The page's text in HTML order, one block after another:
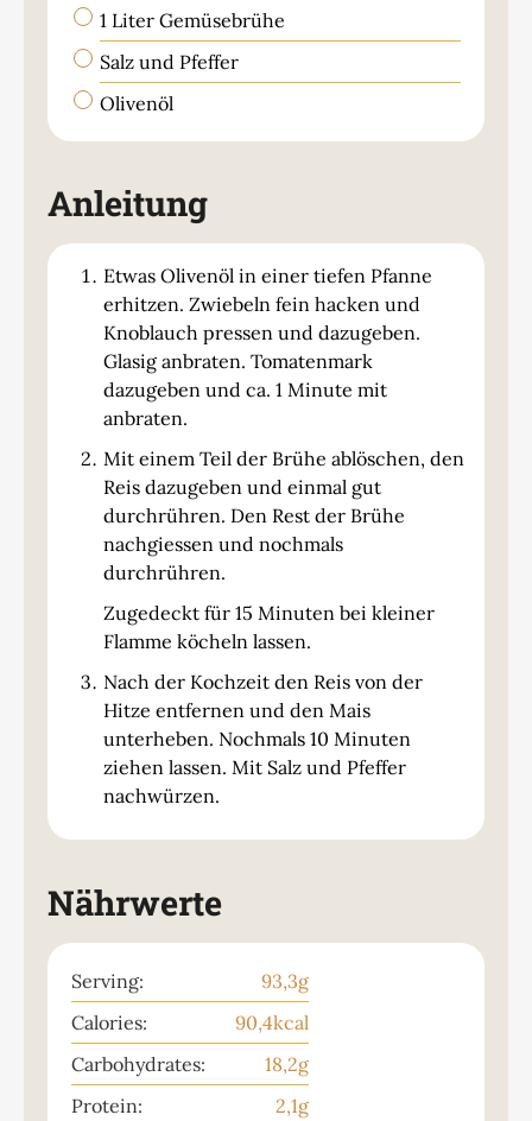
▢1 Liter Gemüsebrühe
▢Salz und Pfeffer
▢Olivenöl
Anleitung
Etwas Olivenöl in einer tiefen Pfanne
erhitzen. Zwiebeln fein hacken und
Knoblauch pressen und dazugeben.
Glasig anbraten. Tomatenmark
dazugeben und ca. 1 Minute mit
anbraten.
Mit einem Teil der Brühe ablöschen, den
Reis dazugeben und einmal gut
durchrühren. Den Rest der Brühe
nachgiessen und nochmals
durchrühren.
Zugedeckt für 15 Minuten bei kleiner
Flamme köcheln lassen.
Nach der Kochzeit den Reis von der
Hitze entfernen und den Mais
unterheben. Nochmals 10 Minuten
ziehen lassen. Mit Salz und Pfeffer
nachwürzen.
Nährwerte
Serving: 93,3g
Calories:
90,4kcal
Carbohydrates:
18,2g
Protein:
2,1g